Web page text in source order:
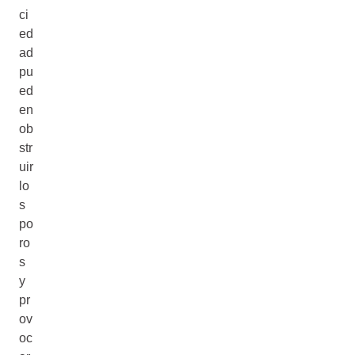
ci
ed
ad
pu
ed
en
ob
str
uir
lo
s
po
ro
s
y
pr
ov
oc